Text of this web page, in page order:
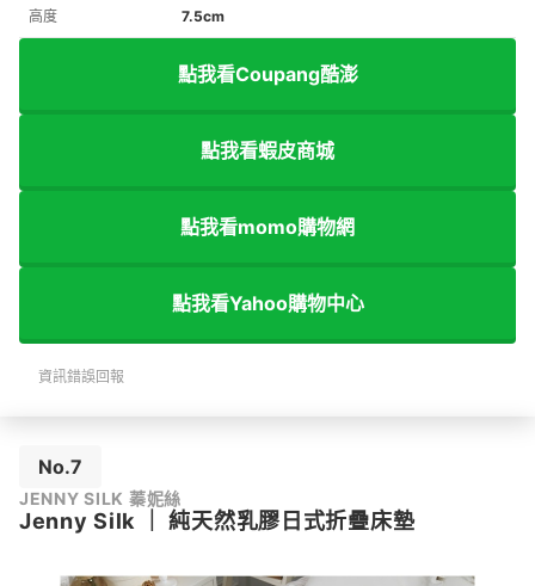
高度 7.5cm
點我看Coupang酷澎
點我看蝦皮商城
點我看momo購物網
點我看Yahoo購物中心
資訊錯誤回報
No.7
JENNY SILK 蓁妮絲
Jenny Silk ｜純天然乳膠日式折疊床墊